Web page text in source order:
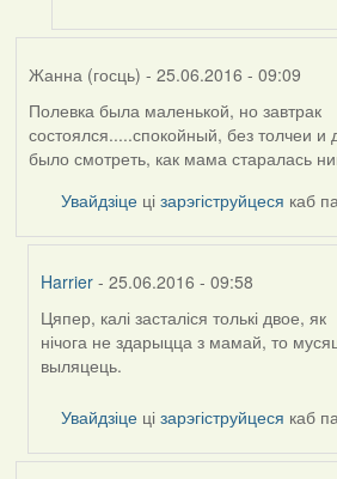
CIS
Жанна (госць) - 25.06.2016 - 09:09
Полевка была маленькой, но завтрак
состоялся.....спокойный, без толчеи и
было смотреть, как мама старалась
Увайдзіце цізарэгіструйцеся каб
Harrier - 25.06.2016 - 09:58
In
reply
to
Жанна
(госць)
Цяпер, калі засталіся толькі двое, як
нічога не здарыцца з мамай, то
выляцець.
Увайдзіце цізарэгіструйцеся каб